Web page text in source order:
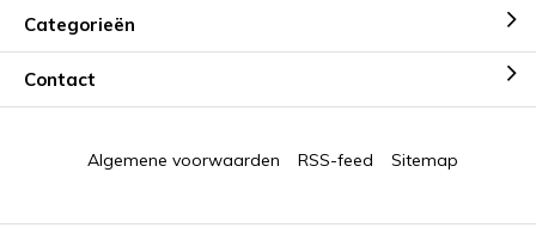
Categorieën
Contact
Algemene voorwaarden RSS-feed Sitemap